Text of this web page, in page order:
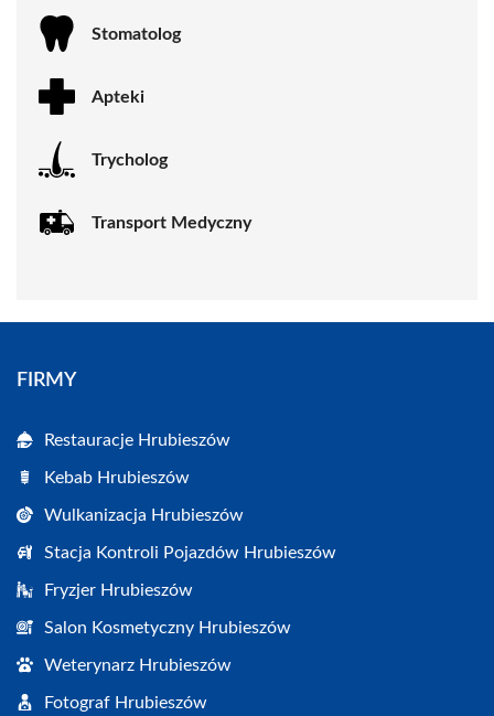
Stomatolog
Apteki
Trycholog
Transport Medyczny
FIRMY
Restauracje Hrubieszów
Kebab Hrubieszów
Wulkanizacja Hrubieszów
Stacja Kontroli Pojazdów Hrubieszów
Fryzjer Hrubieszów
Salon Kosmetyczny Hrubieszów
Weterynarz Hrubieszów
Fotograf Hrubieszów